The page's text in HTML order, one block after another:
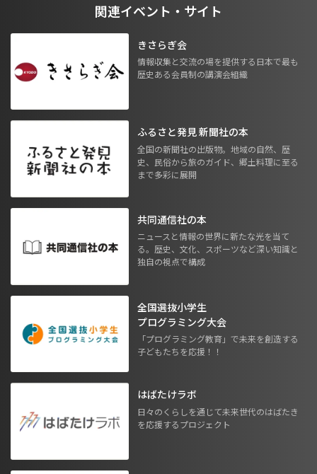
関連イベント・サイト
きさらぎ会
情報収集と交流の場を提供する日本で最も
歴史ある会員制の講演会組織
ふるさと発見 新聞社の本
全国の新聞社の出版物。地域の自然、歴
史、民俗から旅のガイド、郷土料理に至る
まで多彩に展開
共同通信社の本
ニュースと情報の世界に新たな光を当て
る。歴史、文化、スポーツなど深い知識と
独自の視点で構成
全国選抜小学生
プログラミング大会
「プログラミング教育」で未来を創造する
子どもたちを応援！！
はばたけラボ
日々のくらしを通じて未来世代のはばたき
を応援するプロジェクト